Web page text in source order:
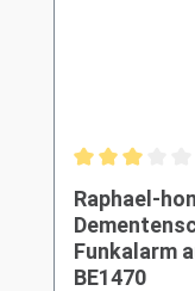
Raphael-
Funkalarm
BE1470